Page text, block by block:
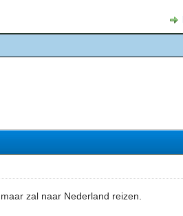
zal naar Nederland reizen.